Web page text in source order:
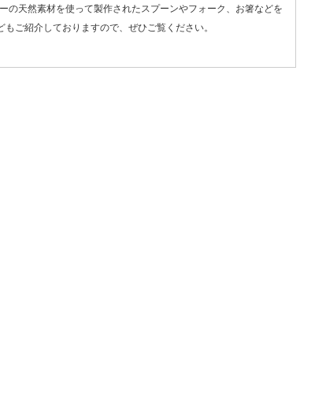
の天然素材を使って製作されたスプーンやフォーク お箸などを
ご紹介しておりますので、ぜひご覧ください。